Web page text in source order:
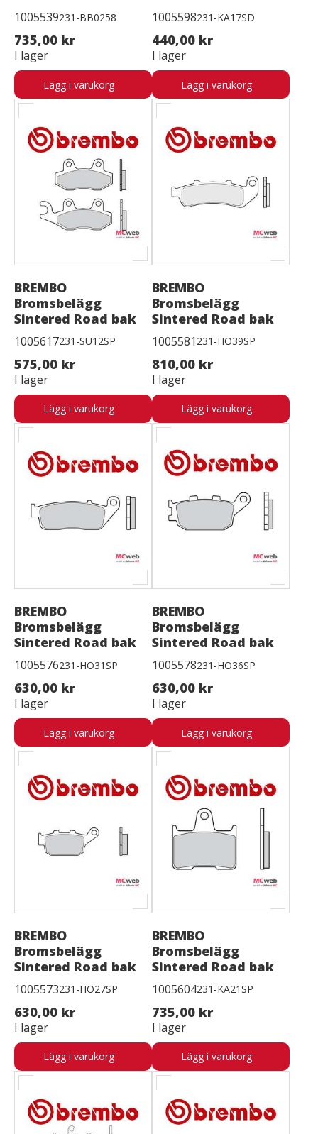
1005539231-BB0258
735,00 kr
I lager
Lägg i varukorg
1005598231-KA17SD
440,00 kr
I lager
Lägg i varukorg
BREMBO
Bromsbelägg
Sintered Road bak
1005617231-SU12SP
575,00 kr
I lager
Lägg i varukorg
BREMBO
Bromsbelägg
Sintered Road bak
1005581 231-HO39SP
810,00 kr
I lager
Lägg i varukorg
BREMBO
Bromsbelägg
Sintered Road bak
1005576231-HO31SP
630,00 kr
I lager
Lägg i varukorg
BREMBO
Bromsbelägg
Sintered Road bak
1005578231-HO36SP
630,00 kr
I lager
Lägg i varukorg
BREMBO
Bromsbelägg
Sintered Road bak
1005573231-HO27SP
630,00 kr
I lager
Lägg i varukorg
BREMBO
Bromsbelägg
Sintered Road bak
1005604231-KA21SP
735,00 kr
I lager
Lägg i varukorg